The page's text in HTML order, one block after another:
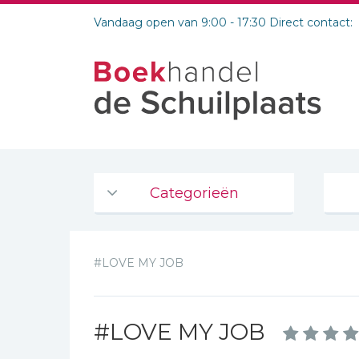
Vandaag open van 9:00 - 17:30 Direct contact:
Categorieën
De Bijbel
Bijbelse Dagboeken 2026
Bijbelstudie groepen
#LOVE MY JOB
#LOVE MY JOB